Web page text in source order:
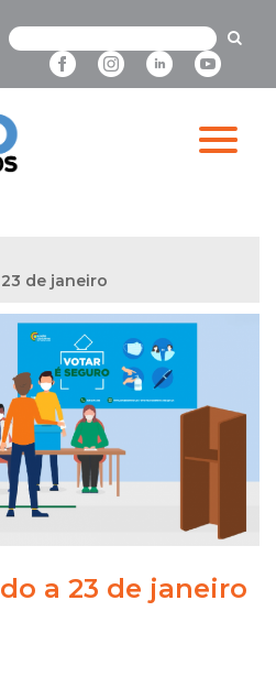
de janeiro
a 23 de janeiro